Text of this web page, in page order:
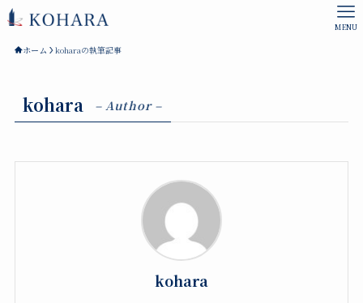
MENU
ホーム koharaの執筆記事
kohara – Author –
kohara